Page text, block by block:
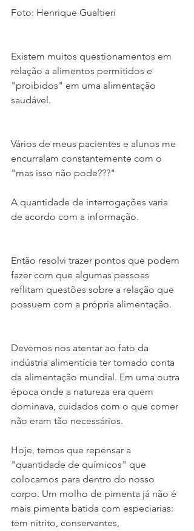
Foto: Henrique Gualtieri
Existem muitos questionamentos em
relação a alimentos permitidos e
"proibidos" em uma alimentação
saudável.
Vários de meus pacientes e alunos me
encurralam constantemente com o
"mas isso não pode???"
A quantidade de interrogações varia
de acordo com a informação.
Então resolvi trazer pontos que podem
fazer com que algumas pessoas
reflitam questões sobre a relação que
possuem com a própria alimentação.
Devemos nos atentar ao fato da
indústria alimentícia ter tomado conta
da alimentação mundial. Em uma outra
época onde a natureza era quem
dominava, cuidados com o que comer
não eram tão necessários.
Hoje, temos que repensar a
"quantidade de químicos" que
colocamos para dentro do nosso
corpo. Um molho de pimenta já não é
mais pimenta batida com especiarias:
tem nitrito, conservantes,